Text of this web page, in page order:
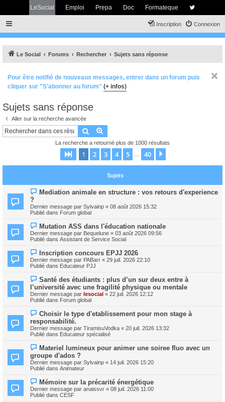
LeSocial Emploi Prepa Doc Formateque
Connexion
Inscription
Le Social Forums Rechercher Sujets sans réponse
Pour être notifié de nouveaux messages, entrer dans un forum puis
cliquer sur "S'abonner au forum" (+ infos)
Sujets sans réponse
Aller sur la recherche avancée
Rechercher
La recherche a retourné plus de 1000 résultats
Page 1sur40
1 2 3 4 5 40
Sujets
N
o
v
e
u
m
e
s
a
g
e
Mediation animale en structure : vos retours d'experience
?
Dernier message par Sylvainp « 08 août 2026 15:32
Publié dans Forum global
N
o
u
v
a
u
m
s
s
a
g
e
Mutation ASS dans l'éducation nationale
Dernier message par Bequelune « 03 août 2026 09:56
Publié dans Assistant de Service Social
N
o
u
v
a
u
m
e
s
a
g
e
Inscription concours EPJJ 2026
Dernier message par PABarr « 29 juil. 2026 22:10
Publié dans Educateur PJJ
N
o
u
v
e
u
m
e
s
s
a
g
e
Santé des étudiants : plus d’un sur deux entre à
l’université avec une fragilité physique ou mentale
Dernier message par lesocial « 22 juil. 2026 12:12
Publié dans Forum global
N
o
u
v
e
u
m
e
s
s
a
g
e
Choisir le type d'etablissement pour mon stage à
responsabilité.
Dernier message par TiramisuVodka « 20 juil. 2026 13:32
Publié dans Educateur spécialisé
N
o
u
v
e
u
m
e
Materiel lumineux pour animer une soiree fluo avec un
groupe d'ados ?
Dernier message par Sylvainp « 14 juil. 2026 15:20
Publié dans Animateur
N
o
u
v
Mémoire sur la précarité énergétique
Dernier message par anaissvr « 08 juil. 2026 11:00
Publié dans CESF